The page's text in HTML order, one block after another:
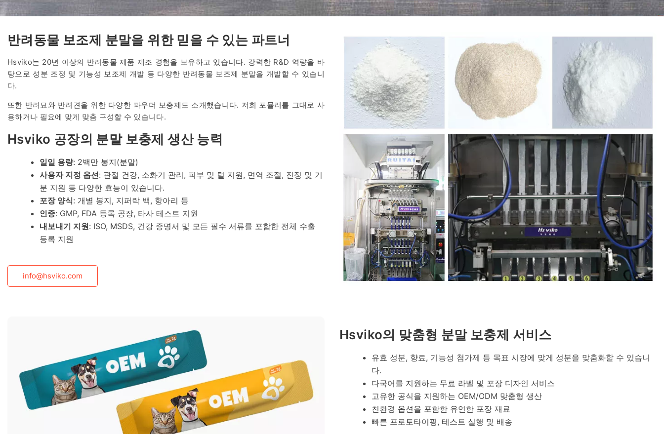
반려동물 보조제 분말을 위한 믿을 수 있는 파트너
Hsviko는 20년 이상의 반려동물 제품 제조 경험을 보유하고 있습니다. 강력한 R&D 역량을 바
탕으로 성분 조정 및 기능성 보조제 개발 등 다양한 반려동물 보조제 분말을 개발할 수 있습니
다.
또한 반려묘와 반려견을 위한 다양한 파우더 보충제도 소개했습니다. 저희 포뮬러를 그대로 사
용하거나 필요에 맞게 맞춤 구성할 수 있습니다.
Hsviko 공장의 분말 보충제 생산 능력
일일 용량: 2백만 봉지(분말)
사용자 지정 옵션: 관절 건강, 소화기 관리, 피부 및 털 지원, 면역 조절, 진정 및 기
분 지원 등 다양한 효능이 있습니다.
포장 양식: 개별 봉지, 지퍼락 백, 항아리 등
인증: GMP, FDA 등록 공장, 타사 테스트 지원
내보내기 지원: ISO, MSDS, 건강 증명서 및 모든 필수 서류를 포함한 전체 수출
등록 지원
info@hsviko.com
Hsviko의 맞춤형 분말 보충제 서비스
유효 성분, 향료, 기능성 첨가제 등 목표 시장에 맞게 성분을 맞춤화할 수 있습니
다.
다국어를 지원하는 무료 라벨 및 포장 디자인 서비스
고유한 공식을 지원하는 OEM/ODM 맞춤형 생산
친환경 옵션을 포함한 유연한 포장 재료
빠른 프로토타이핑, 테스트 실행 및 배송